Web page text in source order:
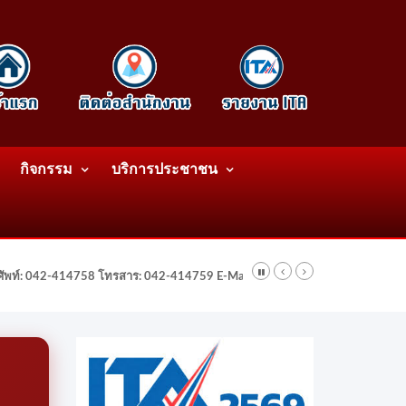
กิจกรรม บริการประชาชน
: 042-414758 โทรสาร: 042-414759 E-Mail: wattatnk@gmail.com